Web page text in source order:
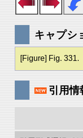
キャプシ
[Figure] Fig. 331.
引用情